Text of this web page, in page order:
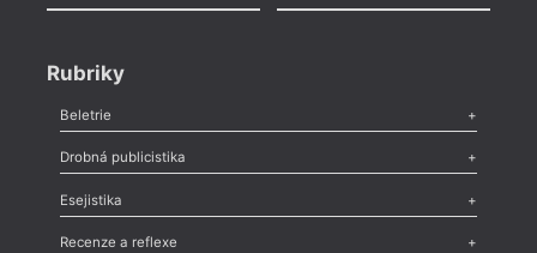
Rubriky
Beletrie
Poezie,Próza,Dokumenty
Drobná publicistika
Odlesk
Nekrolog,Glosa,Sloupek,Pozvánka,Literární soutěž,
Esejistika
Esej , Pádlo,Úvaha
Recenze a reflexe